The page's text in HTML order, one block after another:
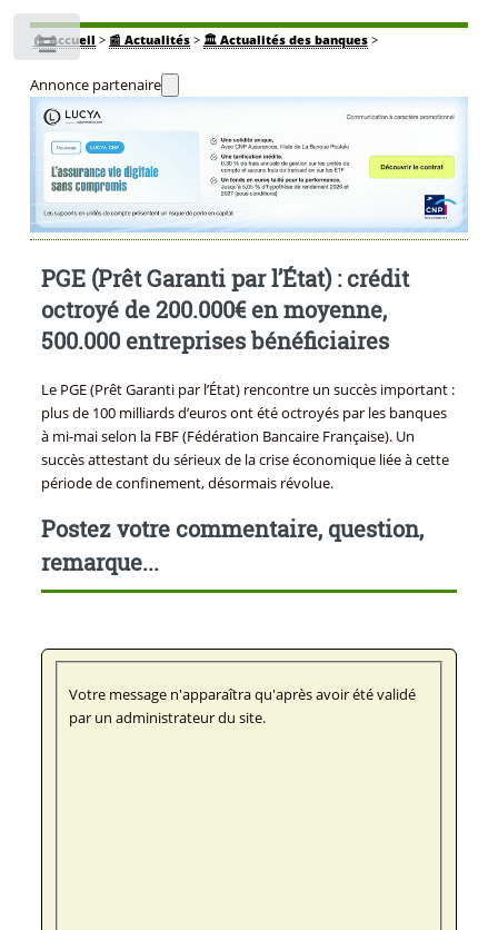
🏠Accueil > 📰 Actualités> 🏛️ Actualités des banques>
Annonce partenaire
PGE (Prêt Garanti par l’État) : crédit
octroyé de 200.000€ en moyenne,
500.000 entreprises bénéficiaires
Le PGE (Prêt Garanti par l’État) rencontre un succès important :
plus de 100 milliards d’euros ont été octroyés par les banques
à mi-mai selon la FBF (Fédération Bancaire Française). Un
succès attestant du sérieux de la crise économique liée à cette
période de confinement, désormais révolue.
Postez votre commentaire, question,
remarque...
Votre message n'apparaîtra qu'après avoir été validé
par un administrateur du site.
Toggle